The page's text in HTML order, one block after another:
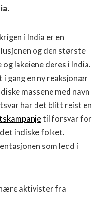
i India er en
og den største
lakeiene deres i India.
gang en ny reaksjonær
massene med navn
har det blitt reist en
til forsvar for
indiske folket.
som ledd i
aktivister fra